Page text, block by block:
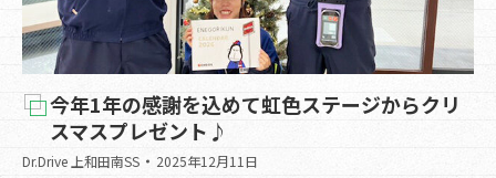
今年1年の感謝を込めて虹色ステージからクリ
スマスプレゼント♪
Dr.Drive 上和田南SS 2025年12月11日